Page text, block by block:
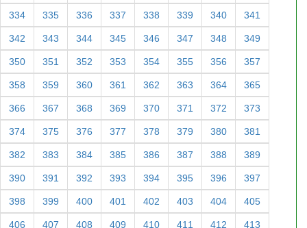
334 335 336 337 338 339 340 341
342 343 344 345 346 347 348 349
350 351 352 353 354 355 356 357
358 359 360 361 362 363 364 365
366 367 368 369 370 371 372 373
374 375 376 377 378 379 380 381
382 383 384 385 386 387 388 389
390 391 392 393 394 395 396 397
398 399 400 401 402 403 404 405
406 407 408 409 410 411 412 413